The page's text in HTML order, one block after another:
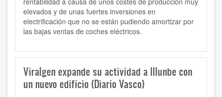
elevados y de unas fuertes inversiones en
electrificación que no se están pudiendo amortizar por
las bajas ventas de coches eléctricos.
Viralgen expande su actividad a Illunbe con
un nuevo edificio (Diario Vasco)